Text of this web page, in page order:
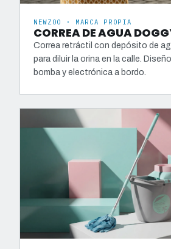
NEWZOO · MARCA PROPIA
CORREA DE AGUA
Correa retráctil con depósito de
para diluir la orina en la calle.
bomba y electrónica a bordo.